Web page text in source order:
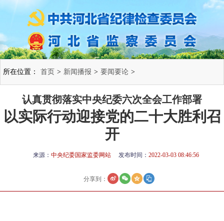
所在位置： 首页 > 新闻播报 > 要闻要论 >
认真贯彻落实中央纪委六次全会工作部署
以实际行动迎接党的二十大胜利召
开
来源： 中央纪委国家监委网站 发布时间： 2022-03-03 08:46:56
分享到：